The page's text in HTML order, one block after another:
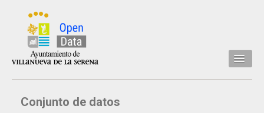
Inicio
Datos
Conjunto de datos